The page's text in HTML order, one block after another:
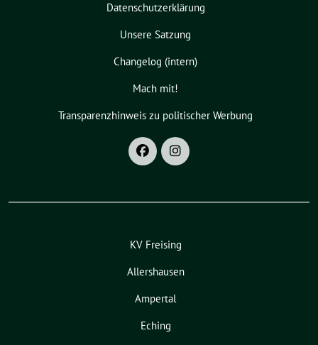
Datenschutzerklärung
Unsere Satzung
Changelog (intern)
Mach mit!
Transparenzhinweis zu politischer Werbung
KV Freising
Allershausen
Ampertal
Eching